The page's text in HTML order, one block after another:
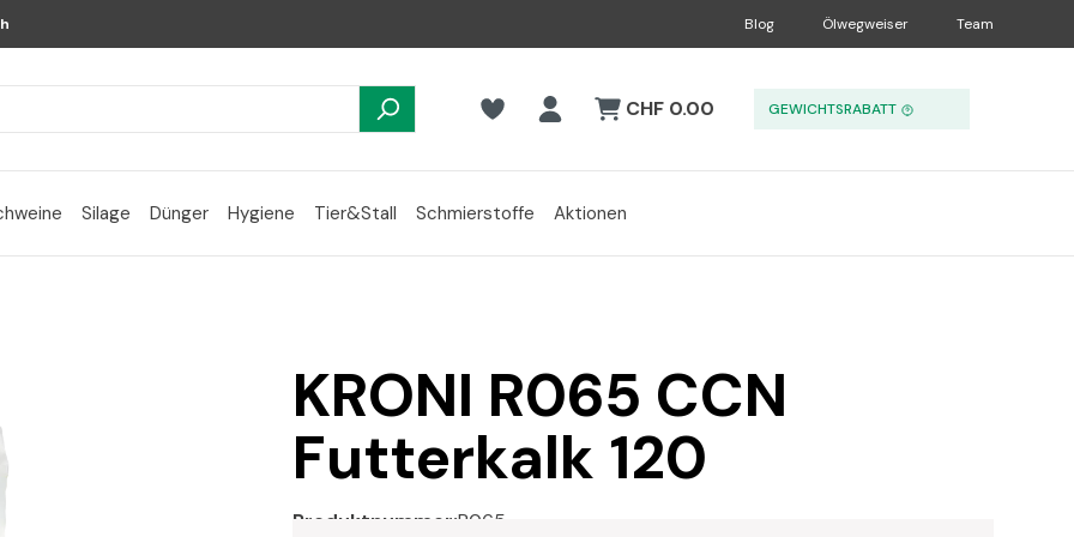
Blog Ölwegweiser Team
CHF 0.00 GEWICHTSRABATT
Silage Dünger Hygiene Tier&Stall Schmierstoffe Aktionen
KRONI R065 CCN
Futterkalk 120
Produktnummer:R065